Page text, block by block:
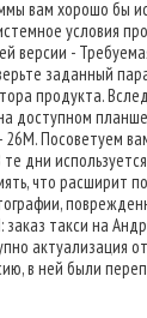
вам хорошо бы
условия
версии -
заданный
продукта.
доступном
Посоветуем
те дни
что расширит
такси на
актуализация
в ней были